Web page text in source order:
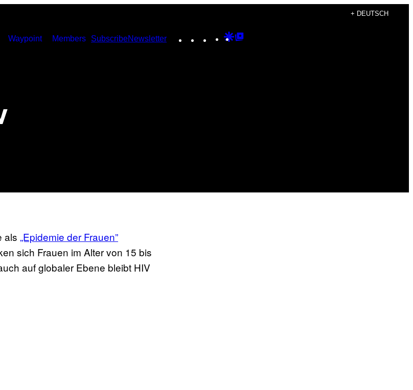
+ DEUTSCH
Waypoint Members SubscribeNewsletter Instagram
TikTokYouTube
Google
als „Epidemie der Frauen”
sich Frauen im Alter von 15 bis
auf globaler Ebene bleibt HIV